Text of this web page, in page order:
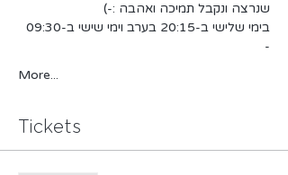
שנרצה ונקבל תמיכה ואהבה :-)
-
More...
Tickets